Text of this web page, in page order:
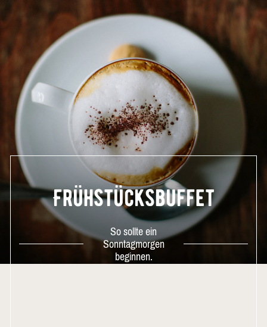
Frühstücksbuffet
So sollte ein
Sonntagmorgen
beginnen.